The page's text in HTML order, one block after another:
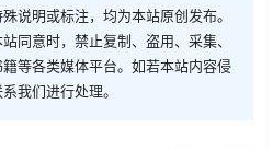
说明或标注，均为本站原创发布。
同意时，禁止复制、盗用、采集、
等各类媒体平台。如若本站内容侵
我们进行处理。